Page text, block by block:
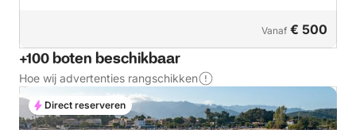
Vanaf € 500
+100 boten beschikbaar
Hoe wij advertenties rangschikken
Direct reserveren